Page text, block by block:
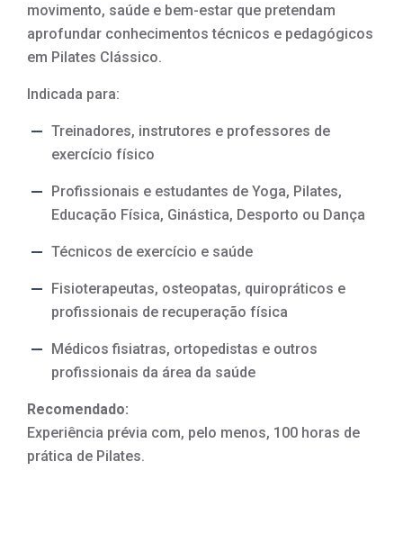
movimento, saúde e bem-estar que pretendam
aprofundar conhecimentos técnicos e pedagógicos
em Pilates Clássico.
Indicada para:
Treinadores, instrutores e professores de
exercício físico
Profissionais e estudantes de Yoga, Pilates,
Educação Física, Ginástica, Desporto ou Dança
Técnicos de exercício e saúde
Fisioterapeutas, osteopatas, quiropráticos e
profissionais de recuperação física
Médicos fisiatras, ortopedistas e outros
profissionais da área da saúde
Recomendado:
Experiência prévia com, pelo menos, 100 horas de
prática de Pilates.